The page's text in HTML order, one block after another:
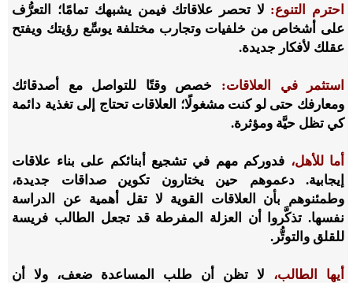
احترم التنوع: لا تحصر علاقاتك فيمن يشبهك تمامًا؛ التعرُّف
على أشخاص من خلفيات وتجارب مختلفة يوسِّع رؤيتك ويفتح
عقلك لأفكار جديدة.
استثمر في العلاقات: خصص وقتًا للتواصل مع أصدقائك
ومعارفك حتى لو كنت مشغولًا؛ العلاقات تحتاج إلى تغذية دائمة
كي تظل حيَّة ومؤثرة.
أما للأهل، فدوركم مهم في تشجيع أبنائكم على بناء علاقات
إيجابية. دعموهم حين يختارون تكوين صداقات جديدة،
وطمئنوهم بأن العلاقات القوية لا تقل أهمية عن الدراسة
نفسها. تذكَّروا أن العزلة المفرطة قد تجعل الطالب فريسة
للقلق والتوتُّر.
أيها الطالب، لا تظن أن طلب المساعدة ضعف، ولا أن